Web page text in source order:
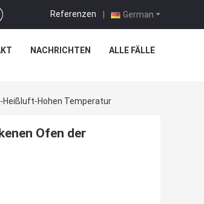
German
Referenzen |
NACHRICHTEN ALLE FÄLLE
Heißluft-Hohen Temperatur
Ofen der